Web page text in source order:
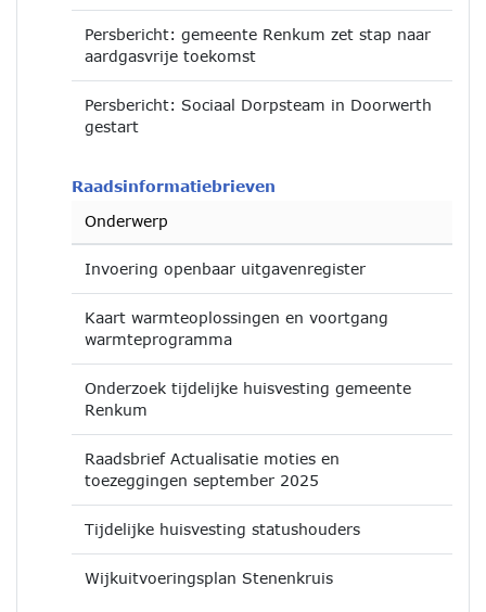
Persbericht: gemeente Renkum zet stap naar
aardgasvrije toekomst
Persbericht: Sociaal Dorpsteam in Doorwerth
gestart
Raadsinformatiebrieven
Onderwerp
Invoering openbaar uitgavenregister
Kaart warmteoplossingen en voortgang
warmteprogramma
Onderzoek tijdelijke huisvesting gemeente
Renkum
Raadsbrief Actualisatie moties en
toezeggingen september 2025
Tijdelijke huisvesting statushouders
Wijkuitvoeringsplan Stenenkruis